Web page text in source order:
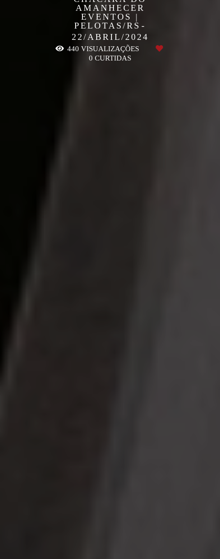
AMANHECER
EVENTOS |
PELOTAS/RS
22/ABRIL/2024
440 VISUALIZAÇÕES
0 CURTIDAS